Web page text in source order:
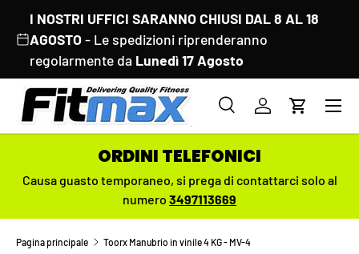
PASSA AI CONTENUTI
I NOSTRI UFFICI SARANNO CHIUSI DAL 8 AL 18
AGOSTO - Le spedizioni riprenderanno
regolarmente da Lunedì 17 Agosto
CercaAccediCarrello
Menu
ORDINI TELEFONICI
Causa guasto temporaneo, si prega di contattarci solo al
numero 3497113669
Pagina principale Toorx Manubrio in vinile 4 KG - MV-4